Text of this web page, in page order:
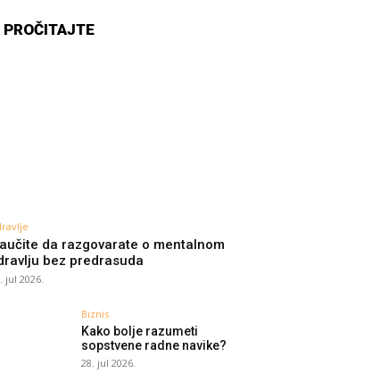
PROČITAJTE
da razgovarate o mentalnom
bez predrasuda
jul 2026.
Biznis
Kako bolje razumeti
sopstvene radne navike?
28. jul 2026.